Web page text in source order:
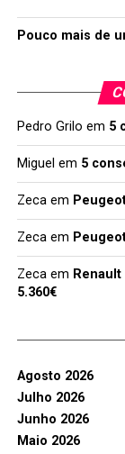
Pouco mais de
Pedro Grilo em 5
Miguel em 5
Zecaem
Zecaem
Zecaem
5.360€
Agosto 2026
Julho 2026
Junho 2026
Maio 2026